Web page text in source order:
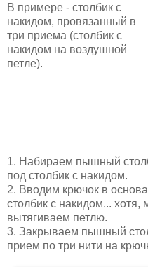
В примере - столбик с
накидом, провязанный в
три приема (столбик с
накидом на воздушной
петле).
1. Набираем пышный
под столбик с накидом.
2. Вводим крючок в
столбик с накидом...
вытягиваем петлю.
3. Закрываем пышный
прием по три нити на